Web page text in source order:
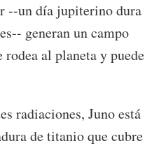
--un día jupiterino dura
generan un campo
al planeta y puede
radiaciones, Juno está
de titanio que cubre